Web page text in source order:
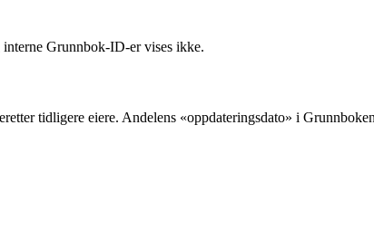
Grunnbok-ID-er vises ikke.
tidligere eiere. Andelens «oppdateringsdato» i